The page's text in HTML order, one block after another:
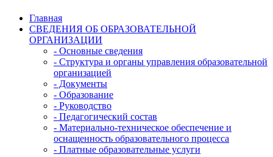
Главная
СВЕДЕНИЯ ОБ ОБРАЗОВАТЕЛЬНОЙ
ОРГАНИЗАЦИИ
- Основные сведения
- Структура и органы управления образовательной
организацией
- Документы
- Образование
- Руководство
- Педагогический состав
- Материально-техническое обеспечение и
оснащенность образовательного процесса
- Платные образовательные услуги